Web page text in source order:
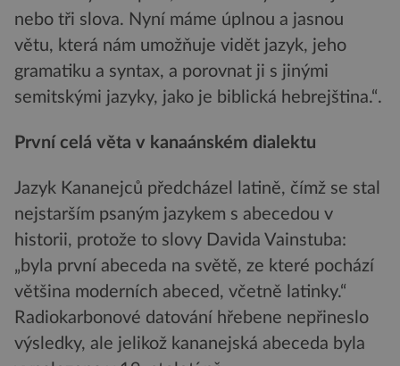
nebo tři slova. Nyní máme úplnou a jasnou
větu, která nám umožňuje vidět jazyk, jeho
gramatiku a syntax, a porovnat ji s jinými
semitskými jazyky, jako je biblická hebrejština.“.
První celá věta v kanaánském dialektu
Jazyk Kananejců předcházel latině, čímž se stal
nejstarším psaným jazykem s abecedou v
historii, protože to slovy Davida Vainstuba:
„byla první abeceda na světě, ze které pochází
většina moderních abeced, včetně latinky.“
Radiokarbonové datování hřebene nepřineslo
výsledky, ale jelikož kananejská abeceda byla